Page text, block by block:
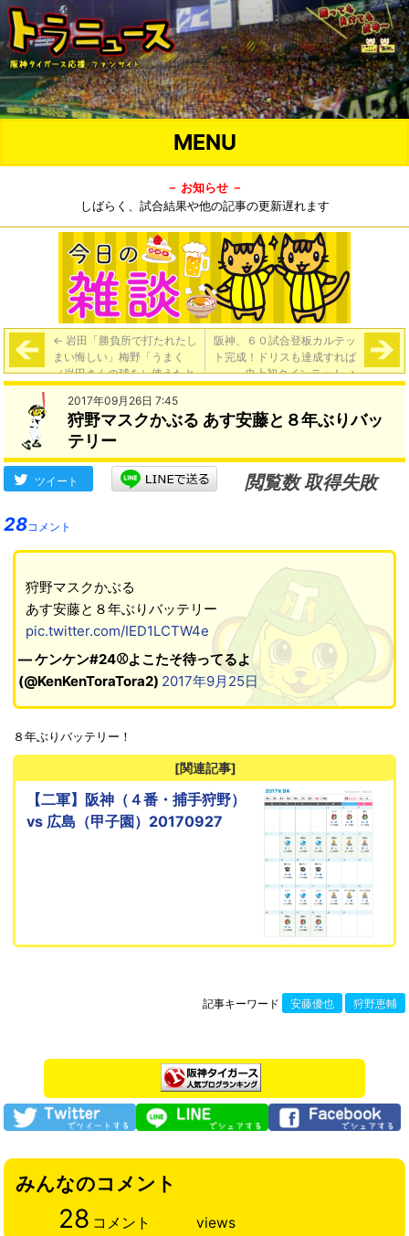
MENU
－ お知らせ －
しばらく、試合結果や他の記事の更新遅れます
← 岩田「勝負所で打たれたし
まい悔しい」梅野「うまく
（岩田さんの球を）使えたと
ころもあったんですけど。結
果、嶺井に打たれてしまっ
た」
阪神、６０試合登板カルテッ
ト完成！ドリスも達成すれば
史上初クインテット→
2017年09月26日 7:45
狩野マスクかぶる あす安藤と８年ぶりバッ
テリー
ツイート
閲覧数 取得失敗
28コメント
狩野マスクかぶる
あす安藤と８年ぶりバッテリー
pic.twitter.com/IED1LCTW4e
— ケンケン#24⚾よこたそ待ってるよ
(@KenKenToraTora2) 2017年9月25日
８年ぶりバッテリー！
[関連記事]
【二軍】阪神（４番・捕手狩野）
vs 広島（甲子園）20170927
記事キーワード 安藤優也 狩野恵輔
みんなのコメント
28 コメント views